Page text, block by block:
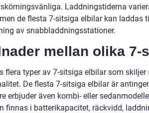
Laddningstiderna
de flesta 7-sitsiga elbilar kan laddas
av snabbladdningsstationer.
mellan olika 7-
flera typer av 7-sitsiga elbilar som
De flesta 7-sitsiga elbilar är
erbjuder även kombi- eller
finnas i batterikapacitet, räckvidd,